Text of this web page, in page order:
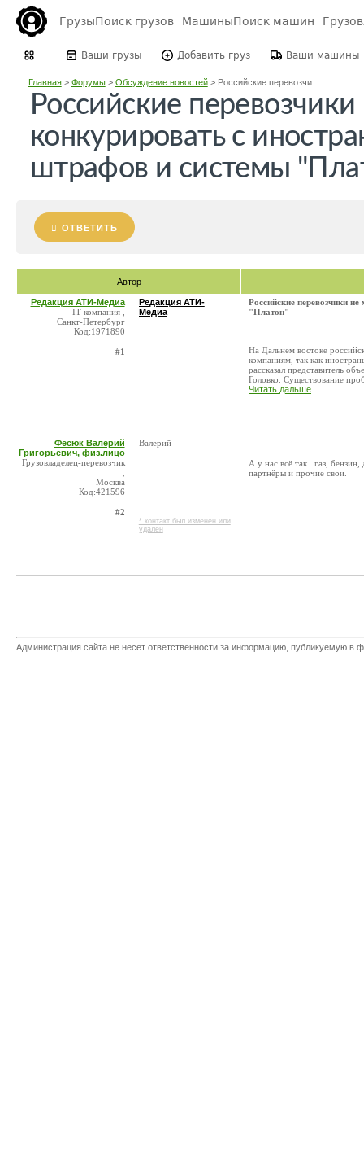
ГрузыПоиск грузов МашиныПоиск машин
Ваши грузы Добавить груз Ваши машины
Главная> Форумы> Обсуждение новостей> Российские перевозчи...
Российские
конкурировать с
штрафов и системы
ОТВЕТИТЬ
Автор
Редакция АТИ-Медиа
IT-компания ,
Санкт-Петербург
Код:1971890
#1
Редакция АТИ-
Медиа
Российские перевозчики
"Платон"
На Дальнем востоке
компаниям, так как
рассказал представитель
Головко. Существование
Читать дальше
Фесюк Валерий
Григорьевич, физ.лицо
Грузовладелец-перевозчик
Москва
Код:421596
#2
Валерий
* контакт был изменен или
удален
А у нас всё так...газ,
партнёры и прочие свои.
Администрация сайта не несет ответственности за информацию, публикуемую